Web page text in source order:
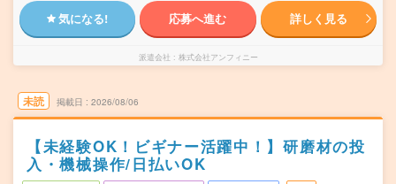
気になる! 応募へ進む 詳しく見る
派遣会社 株式会社アンフィニー
未読 掲載日 2026/08/06
【未経験OK！ビギナー活躍中！】研磨材の投
入・機械操作/日払いOK